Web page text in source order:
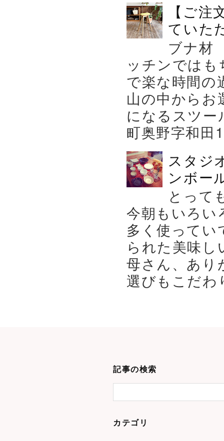
【ご
ていた
ブナ材
ッチンでは
で楽な時間の
山の中から
になるスツー
町奥野字和
スタジ
ンボー
とって
今朝もいろい
多く使ってい
られた美味
母さん、あり
選びもこだ
記事の検索
カテゴリ